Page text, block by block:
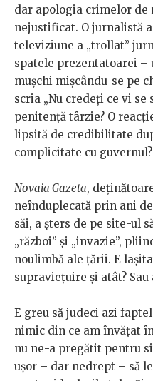
dar apologia crimelor de
nejustificat. O jurnalistă
televiziune a „trollat”
spatele prezentatoarei –
mușchi mișcându-se pe
scria „Nu credeți ce vi se
penitență târzie? O
lipsită de credibilitate
complicitate cu guvernul?
Novaia Gazeta,
neînduplecată prin ani
săi, a șters de pe site-ul
„război” și „invazie”,
noulimbă ale țării. E
supraviețuire și atât?
E greu să judeci azi
nimic din ce am învățat
nu ne-a pregătit pentru
ușor – dar nedrept – să